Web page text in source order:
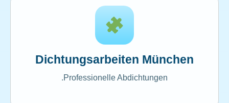
Dichtungsarbeiten München
Professionelle Abdichtungen.